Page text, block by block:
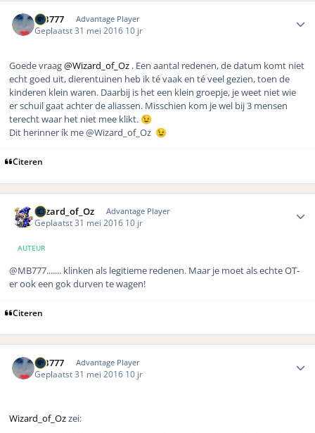
MB777 Advantage Player
Geplaatst 31 mei 2016 10 jr
Goede vraag@Wizard_of_Oz . Een aantal redenen, de datum komt niet
echt goed uit, dierentuinen heb ik té vaak en té veel gezien, toen de
kinderen klein waren. Daarbij is het een klein groepje, je weet niet wie
er schuil gaat achter de aliassen. Misschien kom je wel bij 3 mensen
terecht waar het niet mee klikt. 😉
Dit herinner ík me@Wizard_of_Oz 😉
Citeren
Wizard_of_Oz Advantage Player
Geplaatst 31 mei 2016 10 jr
AUTEUR
@MB777....... klinken als legitieme redenen. Maar je moet als echte OT-
er ook een gok durven te wagen!
Citeren
MB777 Advantage Player
Geplaatst 31 mei 2016 10 jr
Wizard_of_Ozzei: